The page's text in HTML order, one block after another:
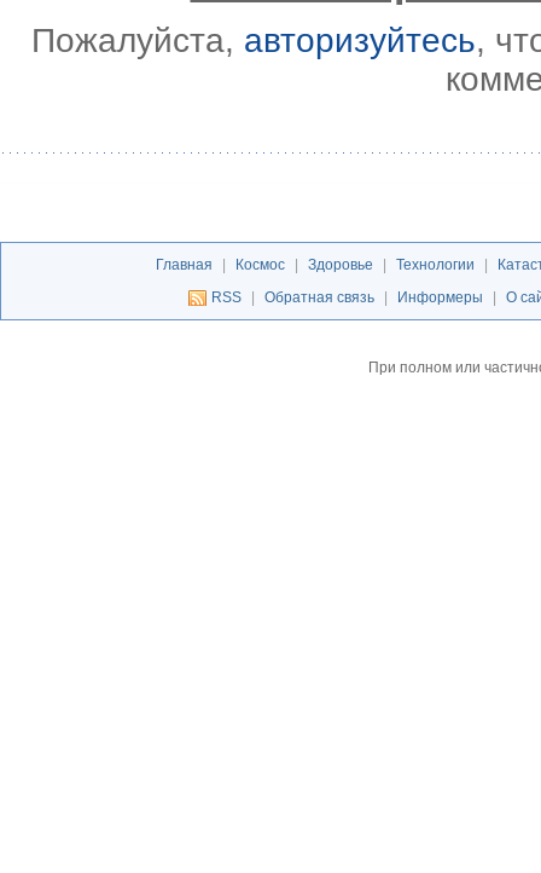
Пожалуйста, авторизуйтесь,
Главная | Космос | Здоровье | Технологии |
RSS
| Обратная связь | Информеры | О
При полном или